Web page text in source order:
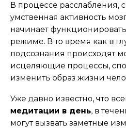
В процессе расслабления,
умственная активность
начинает
режиме. В то время как в
подсознания происходят
исцеляющие процессы,
изменить образ жизни
Уже давно известно, что
медитации в день, в
могут вызвать заметные